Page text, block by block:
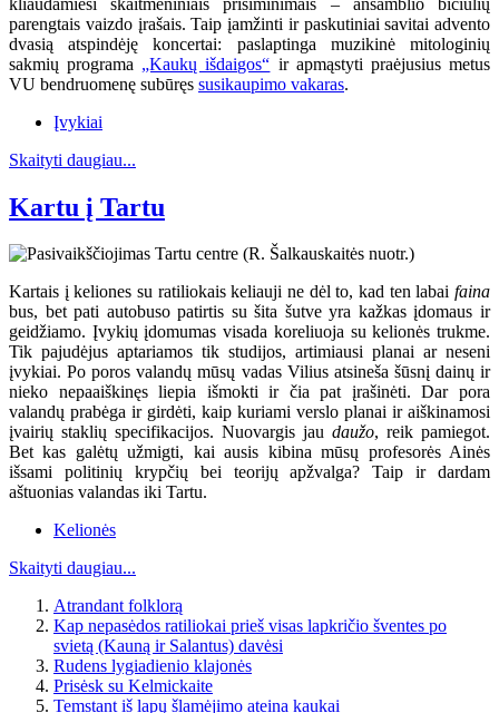
parengtais vaizdo įrašais. Taip įamžinti ir paskutiniai savitai advento
dvasią atspindėję koncertai: paslaptinga muzikinė mitologinių
sakmių programa „Kaukų išdaigos“ ir apmąstyti praėjusius metus
VU bendruomenę subūręs susikaupimo vakaras.
Įvykiai
Skaityti daugiau...
Kartu į Tartu
Kartais į keliones su ratiliokais keliauji ne dėl to, kad ten labai faina
bus, bet pati autobuso patirtis su šita šutve yra kažkas įdomaus ir
geidžiamo. Įvykių įdomumas visada koreliuoja su kelionės trukme.
Tik pajudėjus aptariamos tik studijos, artimiausi planai ar neseni
įvykiai. Po poros valandų mūsų vadas Vilius atsineša šūsnį dainų ir
nieko nepaaiškinęs liepia išmokti ir čia pat įrašinėti. Dar pora
valandų prabėga ir girdėti, kaip kuriami verslo planai ir aiškinamosi
įvairių staklių specifikacijos. Nuovargis jau daužo, reik pamiegot.
Bet kas galėtų užmigti, kai ausis kibina mūsų profesorės Ainės
išsami politinių krypčių bei teorijų apžvalga? Taip ir dardam
aštuonias valandas iki Tartu.
Kelionės
Skaityti daugiau...
Atrandant folklorą
Kap nepasėdos ratiliokai prieš visas lapkričio šventes po
svietą (Kauną ir Salantus) davėsi
Rudens lygiadienio klajonės
Prisėsk su Kelmickaite
Temstant iš lapų šlamėjimo ateina kaukai